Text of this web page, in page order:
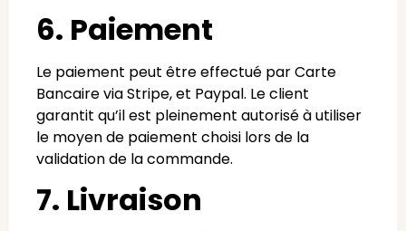
6. Paiement
Le paiement peut être effectué par Carte
Bancaire via Stripe, et Paypal. Le client
garantit qu’il est pleinement autorisé à utiliser
le moyen de paiement choisi lors de la
validation de la commande.
7. Livraison